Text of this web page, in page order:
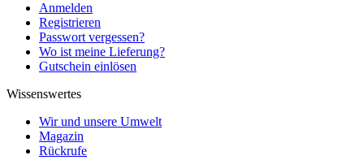
Anmelden
Registrieren
Passwort vergessen?
Wo ist meine Lieferung?
Gutschein einlösen
Wissenswertes
Wir und unsere Umwelt
Magazin
Rückrufe